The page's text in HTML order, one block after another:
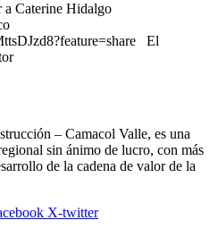
a Caterine Hidalgo
El
– Camacol Valle, es una
sin ánimo de lucro, con más
de la cadena de valor de la
X-twitter